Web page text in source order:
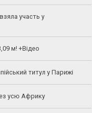
участь у
м! +Відео
титул у Парижі
усю Африку